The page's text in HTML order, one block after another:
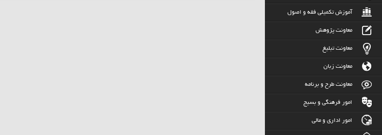
آموزش تکمیلی فقه و اصول
معاونت پژوهش
معاونت تبلیغ
معاونت زبان
معاونت طرح و برنامه
امور فرهنگی و بسیج
امور اداری و مالی